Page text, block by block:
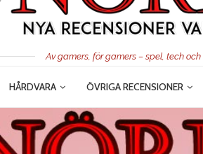
Av gamers, för gamers – spel, tech och
HÅRDVARA ÖVRIGA RECENSIONER